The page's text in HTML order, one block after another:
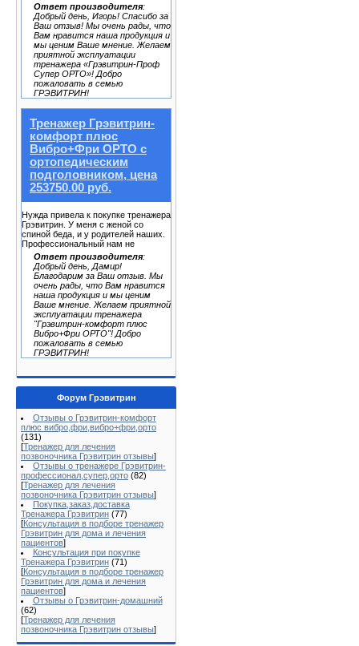
Ответ производителя:
Добрый день, Игорь! Спасибо за
Ваш отзыв! Мы очень рады, что
Вам нравится наша продукция и
мы ценим Ваше мнение. Желаем
приятной эксплуатации
тренажера «Грэвитрин-Проф
Супер ОРТО»! Добро
пожаловать в семью
ГРЭВИТРИН!
Тренажер Грэвитрин-
комфорт плюс
Вибро+Фри ОРТО с
ортопедическим
подголовником, цена
253750.00 руб.
Нужда привела к покупке тренажера
Грэвитрин. У меня с женой со
спиной беда, и у родителей наших.
Профессиональный нам не
Ответ производителя:
Добрый день, Дамир!
Благодарим за Ваш отзыв. Мы
очень рады, что Вам нравится
наша продукция и мы ценим
Ваше мнение. Желаем приятной
эксплуатации тренажера
"Грэвитрин-комфорт плюс
Вибро+Фри ОРТО"! Добро
пожаловать в семью
ГРЭВИТРИН!
Форум Грэвитрин
Отзывы о Грэвитрин-комфорт
плюс вибро,фри,вибро+фри,орто
(131)
[Тренажер для лечения
позвоночника Грэвитрин отзывы]
Отзывы о тренажере Грэвитрин-
профессионал,супер,орто (82)
[Тренажер для лечения
позвоночника Грэвитрин отзывы]
Покупка,заказ,доставка
Тренажера Грэвитрин (77)
[Консультация в подборе тренажер
Грэвитрин для дома и лечения
пациентов]
Консультация при покупке
Тренажера Грэвитрин (71)
[Консультация в подборе тренажер
Грэвитрин для дома и лечения
пациентов]
Отзывы о Грэвитрин-домашний
(62)
[Тренажер для лечения
позвоночника Грэвитрин отзывы]